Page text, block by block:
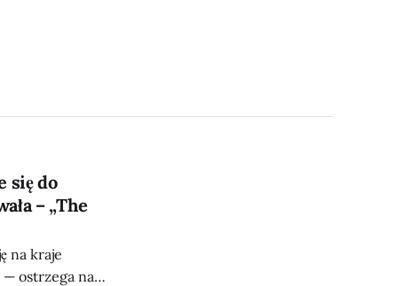
się do
– „The
na kraje
— ostrzega na